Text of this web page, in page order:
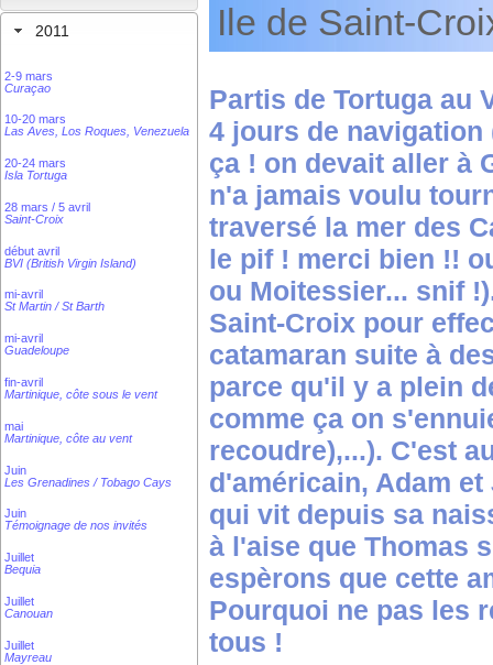
2011
2-9 mars
Curaçao
10-20 mars
Las Aves, Los Roques, Venezuela
20-24 mars
Isla Tortuga
28 mars / 5 avril
Saint-Croix
début avril
BVI (British Virgin Island)
mi-avril
St Martin / St Barth
mi-avril
Guadeloupe
fin-avril
Martinique, côte sous le vent
mai
Martinique, côte au vent
Juin
Les Grenadines / Tobago Cays
Juin
Témoignage de nos invités
Juillet
Bequia
Juillet
Canouan
Juillet
Mayreau
Ile de Saint-
Partis de Tortuga au
4 jours de
ça ! on devait aller à
n'a jamais voulu
traversé la mer des
le pif ! merci bien !!
ou Moitessier... snif
Saint-Croix pour
catamaran suite à
parce qu'il y a plein
comme ça on
recoudre),...). C'est
d'américain, Adam
qui vit depuis sa
à l'aise que Thomas
espèrons que cette
Pourquoi ne pas les
tous !